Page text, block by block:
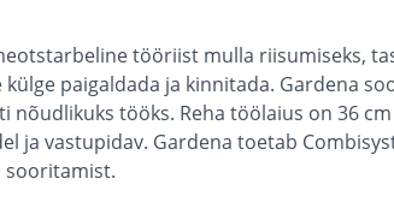
tööriist mulla riisumiseks,
paigaldada ja kinnitada. Gardena
tööks. Reha töölaius on 36
ja vastupidav. Gardena toetab
sooritamist.